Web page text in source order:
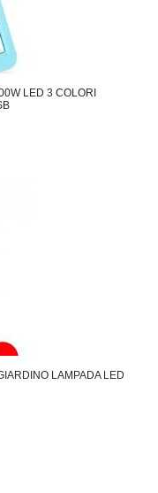
LED 3 COLORI
LAMPADA LED